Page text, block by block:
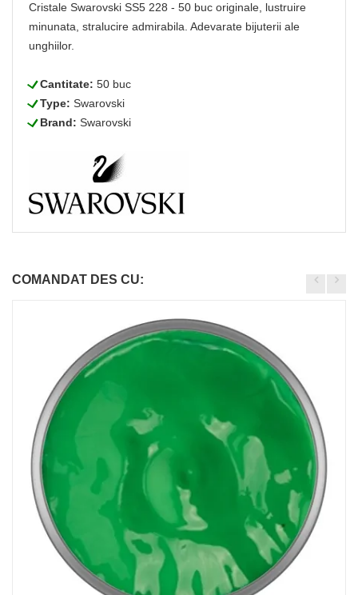
Cristale Swarovski SS5 228 - 50 buc originale, lustruire
minunata, stralucire admirabila. Adevarate bijuterii ale
unghiilor.
LCantitate: 50 buc
LType: Swarovski
LBrand: Swarovski
COMANDAT DES CU: